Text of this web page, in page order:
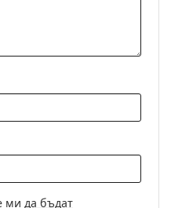
ми да бъдат